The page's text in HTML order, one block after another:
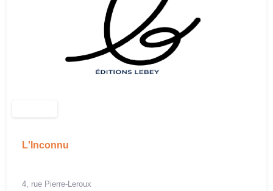
L'Inconnu
4, rue Pierre-Leroux